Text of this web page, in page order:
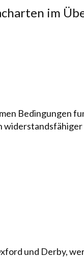
im
Be­ding­ung­en
und Derby,